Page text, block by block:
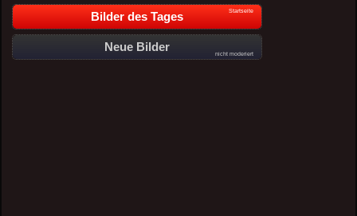
Bilder des Tages Startseite
Neue Bilder
nicht moderiert